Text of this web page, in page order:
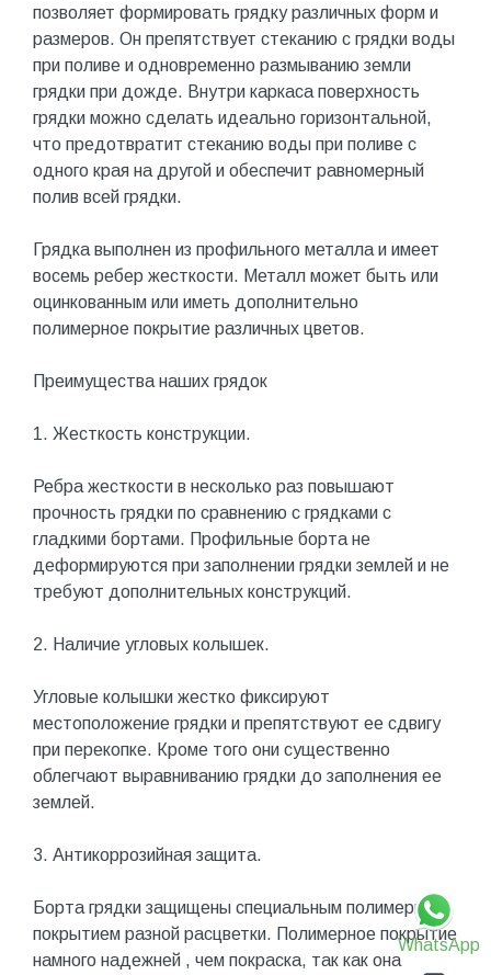
WhatsApp
позволяет формировать грядку различных форм и
размеров. Он препятствует стеканию с грядки воды
при поливе и одновременно размыванию земли
грядки при дожде. Внутри каркаса поверхность
грядки можно сделать идеально горизонтальной,
что предотвратит стеканию воды при поливе с
одного края на другой и обеспечит равномерный
полив всей грядки.
Грядка выполнен из профильного металла и имеет
восемь ребер жесткости. Металл может быть или
оцинкованным или иметь дополнительно
полимерное покрытие различных цветов.
Преимущества наших грядок
1. Жесткость конструкции.
Ребра жесткости в несколько раз повышают
прочность грядки по сравнению с грядками с
гладкими бортами. Профильные борта не
деформируются при заполнении грядки землей и не
требуют дополнительных конструкций.
2. Наличие угловых колышек.
Угловые колышки жестко фиксируют
местоположение грядки и препятствуют ее сдвигу
при перекопке. Кроме того они существенно
облегчают выравниванию грядки до заполнения ее
землей.
3. Антикоррозийная защита.
Борта грядки защищены специальным полимерным
покрытием разной расцветки. Полимерное покрытие
намного надежней , чем покраска, так как она